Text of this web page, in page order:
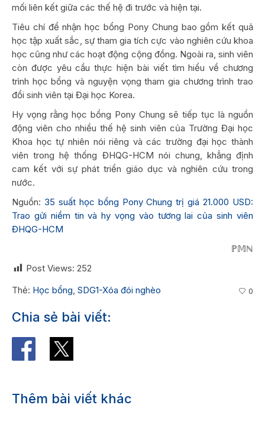
mối liên kết giữa các thế hệ đi trước và hiện tại.
Tiêu chí để nhận học bổng Pony Chung bao gồm kết quả
học tập xuất sắc, sự tham gia tích cực vào nghiên cứu khoa
học cũng như các hoạt động cộng đồng. Ngoài ra, sinh viên
còn được yêu cầu thực hiện bài viết tìm hiểu về chương
trình học bổng và nguyện vọng tham gia chương trình trao
đổi sinh viên tại Đại học Korea.
Hy vọng rằng học bổng Pony Chung sẽ tiếp tục là nguồn
động viên cho nhiều thế hệ sinh viên của Trường Đại học
Khoa học tự nhiên nói riêng và các trường đại học thành
viên trong hệ thống ĐHQG-HCM nói chung, khẳng định
cam kết với sự phát triển giáo dục và nghiên cứu trong
nước.
Nguồn: 35 suất học bổng Pony Chung trị giá 21.000 USD:
Trao gửi niềm tin và hy vọng vào tương lai của sinh viên
ĐHQG-HCM
ℙ𝕄ℕ
Post Views: 252
Thẻ: Học bổng, SDG1-Xóa đói nghèo 0
Chia sẻ bài viết:
Thêm bài viết khác